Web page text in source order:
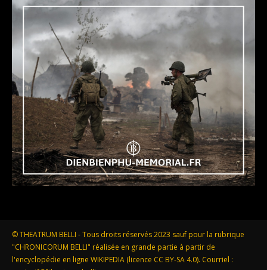
© THEATRUM BELLI - Tous droits réservés 2023 sauf pour la rubrique
"CHRONICORUM BELLI" réalisée en grande partie à partir de
l'encyclopédie en ligne WIKIPEDIA (licence CC BY-SA 4.0). Courriel :